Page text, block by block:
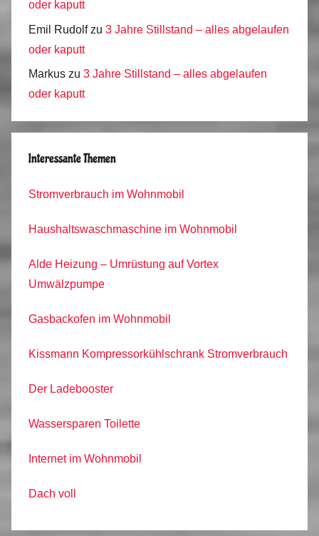
oder kaputt
Emil Rudolfzu 3 Jahre Stillstand – alles abgelaufen
oder kaputt
Markus zu 3 Jahre Stillstand – alles abgelaufen
oder kaputt
Interessante Themen
Stromverbrauch im Wohnmobil
Haushaltswaschmaschine im Wohnmobil
Alde Heizung – Umrüstung auf Vortex
Umwälzpumpe
Gasbackofen im Wohnmobil
Kissmann Kompressorkühlschrank Stromverbrauch
Der Ladebooster
Wassersparen Toilette
Internet im Wohnmobil
Dach voll